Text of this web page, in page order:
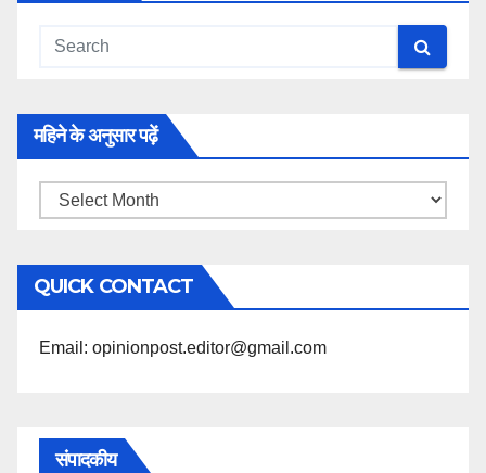
महिने के अनुसार पढ़ें
महिने
अनुसार
पढ़ें
QUICK CONTACT
Email: opinionpost.editor@gmail.com
संपादकीय